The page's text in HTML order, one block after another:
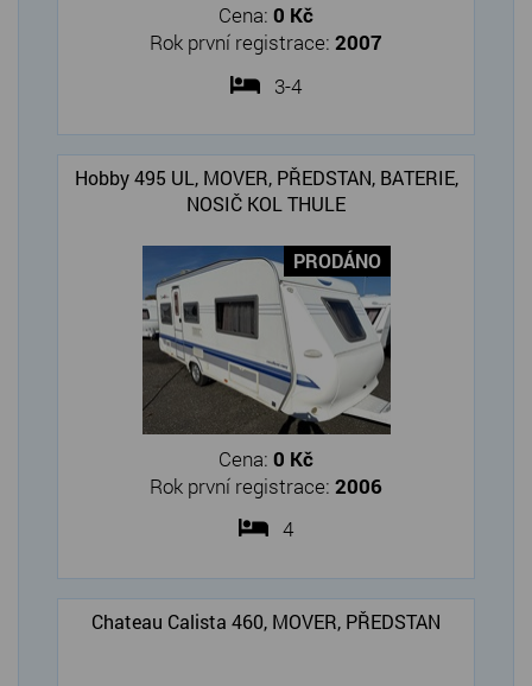
Cena: 0 Kč
Rok první registrace: 2007
3-4
Hobby 495 UL, MOVER, PŘEDSTAN, BATERIE,
NOSIČ KOL THULE
PRODÁNO
Cena: 0 Kč
Rok první registrace: 2006
4
Chateau Calista 460, MOVER, PŘEDSTAN